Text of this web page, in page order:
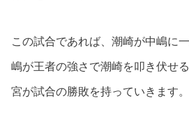
この試合であれば、潮崎が中嶋に
嶋が王者の強さで潮崎を叩き伏せ
宮が試合の勝敗を持っていきます。